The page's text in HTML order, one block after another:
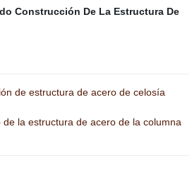
Construcción De La Estructura De
de estructura de acero de celosía
de la estructura de acero de la columna